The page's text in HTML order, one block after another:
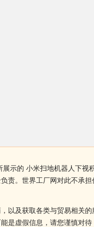
示的 小米扫地机器人下
。世界工厂网对此不承
以及获取各类与贸易相关
虚假信息，请您谨慎对待